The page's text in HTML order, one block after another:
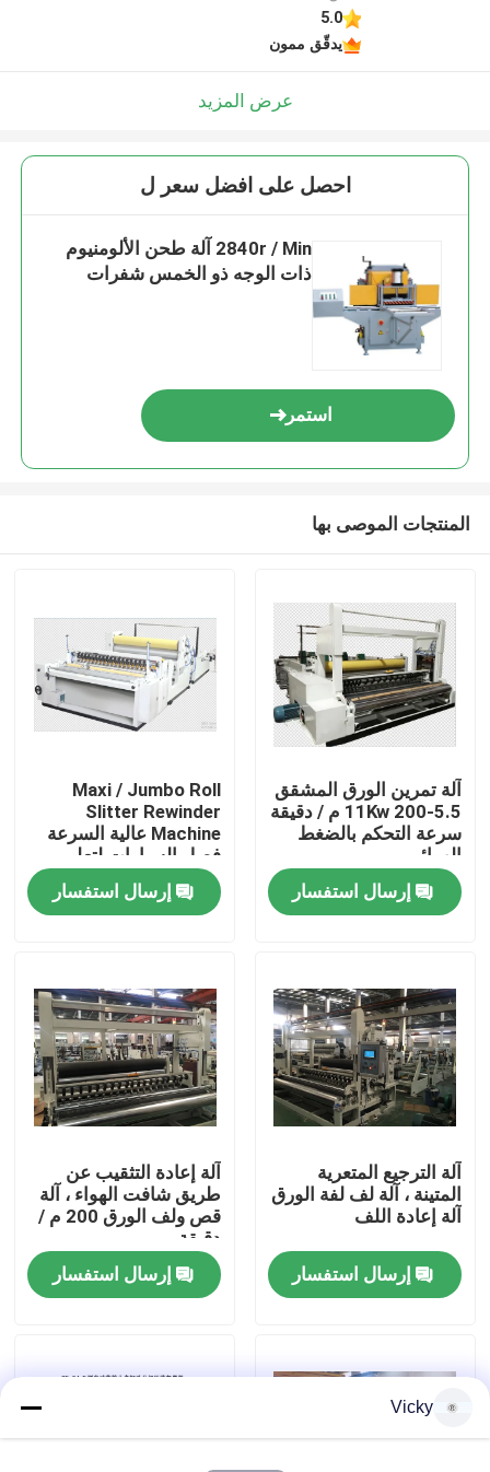
المنزل
المنتجات
جولة في المصنع
مراقبة الجودة
اتصل بنا
أخبار
5.0
يدقّق ممون
عرض المزيد
احصل على افضل سعر ل
2840r / Min آلة طحن الألومنيوم
ذات الوجه ذو الخمس شفرات
استمر
المنتجات الموصى بها
آلة تمرين الورق المشقق
5.5-11Kw 200 م / دقيقة
سرعة التحكم بالضغط
الهوائي
إرسال استفسار
Maxi / Jumbo Roll
Slitter Rewinder
Machine عالية السرعة
فصل السيارات لتعليم
قيادة السيارات
إرسال استفسار
آلة الترجيع المتعرية
المتينة ، آلة لف لفة الورق
آلة إعادة اللف
إرسال استفسار
آلة إعادة التثقيب عن
طريق شافت الهواء ، آلة
قص ولف الورق 200 م /
دقيقة
إرسال استفسار
Vicky